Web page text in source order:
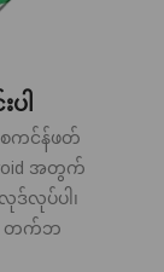
ါ
စကင်န်ဖတ်
အတွက်
လုဒ်လုပ်ပါ၊
တက်ဘ